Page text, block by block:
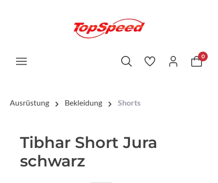
0
Ausrüstung Bekleidung Shorts
Tibhar Short Jura
schwarz